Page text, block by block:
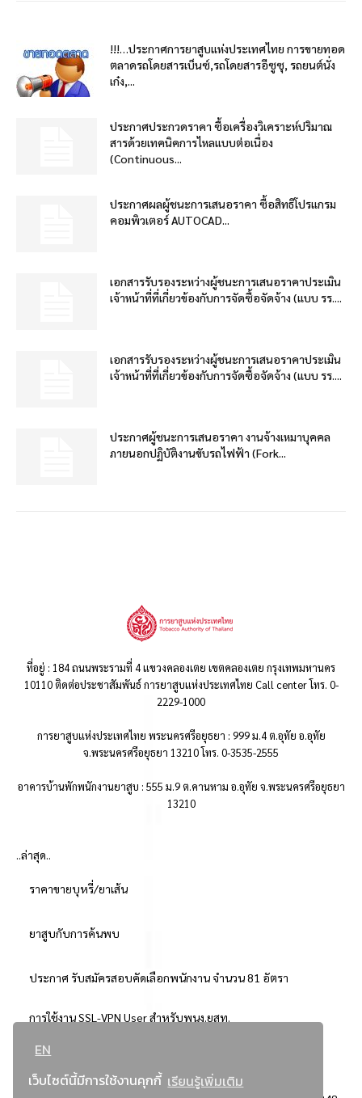
EN
เว็บไซต์นี้มีการใช้งานคุกกี้ เรียนรู้เพิ่มเติม
!!!…ประกาศการยาสูบแห่งประเทศไทย การขายทอด
ตลาดรถโดยสารเบ็นซ์,รถโดยสารอีซูซุ, รถยนต์นั่ง
เก๋ง,...
ประกาศประกวดราคา ซื้อเครื่องวิเคราะห์ปริมาณ
สารด้วยเทคนิคการไหลแบบต่อเนื่อง
(Continuous...
ประกาศผลผู้ชนะการเสนอราคา ซื้อสิทธิโปรแกรม
คอมพิวเตอร์ AUTOCAD...
เอกสารรับรองระหว่างผู้ชนะการเสนอราคาประเมิน
เจ้าหน้าที่ที่เกี่ยวข้องกับการจัดซื้อจัดจ้าง (แบบ รร....
เอกสารรับรองระหว่างผู้ชนะการเสนอราคาประเมิน
เจ้าหน้าที่ที่เกี่ยวข้องกับการจัดซื้อจัดจ้าง (แบบ รร....
ประกาศผู้ชนะการเสนอราคา งานจ้างเหมาบุคคล
ภายนอกปฏิบัติงานขับรถไฟฟ้า (Fork...
ที่อยู่ : 184 ถนนพระรามที่ 4 แขวงคลองเตย เขตคลองเตย กรุงเทพมหานคร
10110 ติดต่อประชาสัมพันธ์ การยาสูบแห่งประเทศไทย Call center โทร. 0-
2229-1000
การยาสูบแห่งประเทศไทย พระนครศรีอยุธยา : 999 ม.4 ต.อุทัย อ.อุทัย
จ.พระนครศรีอยุธยา 13210 โทร. 0-3535-2555
อาคารบ้านพักพนักงานยาสูบ : 555 ม.9 ต.คานหาม อ.อุทัย จ.พระนครศรีอยุธยา
13210
..ล่าสุด..
ราคาขายบุหรี่/ยาเส้น
ยาสูบกับการค้นพบ
ประกาศ รับสมัครสอบคัดเลือกพนักงาน จำนวน 81 อัตรา
การใช้งาน SSL-VPN User สำหรับพนง.ยสท.
..ยอดนิยม..